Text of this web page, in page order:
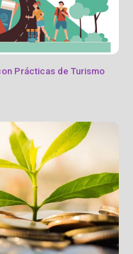
Prácticas de Turismo